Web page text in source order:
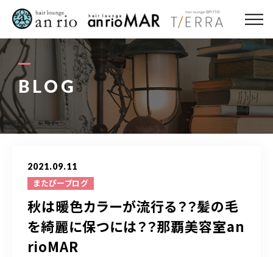
BLOG
2021.09.11
またぴーブログ
秋は暖色カラーが流行る？？髪の毛
を綺麗に保つには？？那覇美容室an
rioMAR
ABOUT US
MENU
STYLE
STAFF〈anrio MAR〉
STAFF〈anrio TIERRA〉